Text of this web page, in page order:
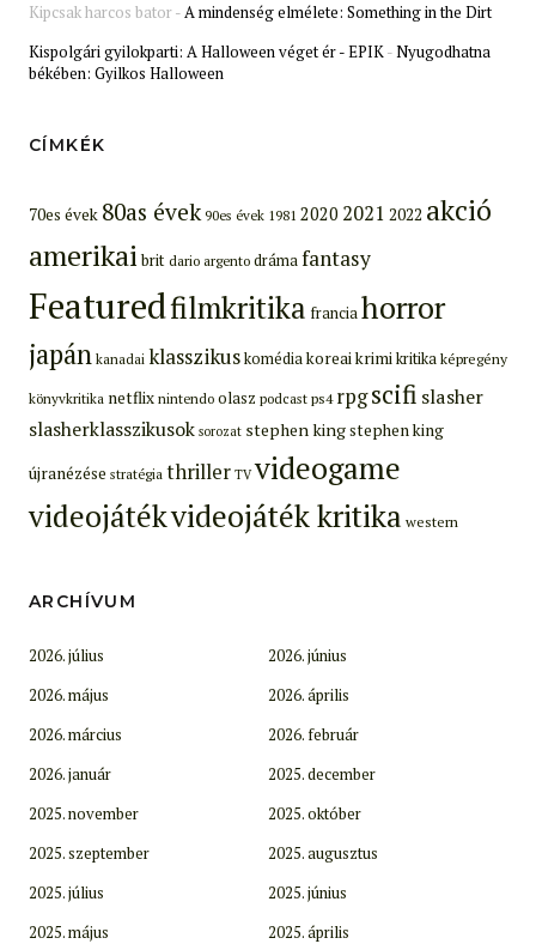
Kipcsak harcos bator-A mindenség elmélete: Something in the Dirt
Kispolgári gyilokparti: A Halloween véget ér - EPIK-Nyugodhatna
békében: Gyilkos Halloween
CÍMKÉK
70es évek 80as évek 90es évek 1981 2020 2021 2022 akció
amerikaibrit dario argento drámafantasy
Featuredfilmkritika franciahorror
japán kanadai klasszikuskomédiakoreaikrimikritikaképregény
könyvkritika netflix nintendo olasz podcast ps4 rpgscifi slasher
slasherklasszikusok sorozat stephen kingstephen king
újranézése stratégia thriller TV videogame
videojátékvideojáték kritika western
ARCHÍVUM
2026. július
2026. június
2026. május
2026. április
2026. március
2026. február
2026. január
2025. december
2025. november
2025. október
2025. szeptember
2025. augusztus
2025. július
2025. június
2025. május
2025. április